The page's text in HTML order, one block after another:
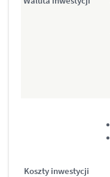
Koszty inwestycji